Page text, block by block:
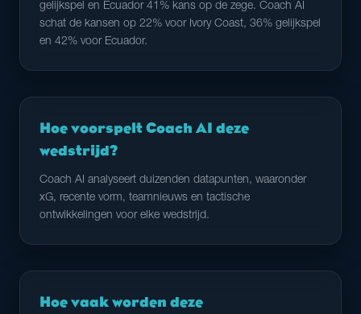
gelijkspel en Ecuador 41% kans op de zege. Coach AI
schat de kansen op 22% voor Ivory Coast, 36% gelijkspel
en 42% voor Ecuador.
Hoe voorspelt Coach AI deze
wedstrijd?
Coach AI analyseert duizenden datapunten, waaronder
xG, recente vorm, teamnieuws en tactische
ontwikkelingen voor elke wedstrijd.
Hoe vaak worden deze